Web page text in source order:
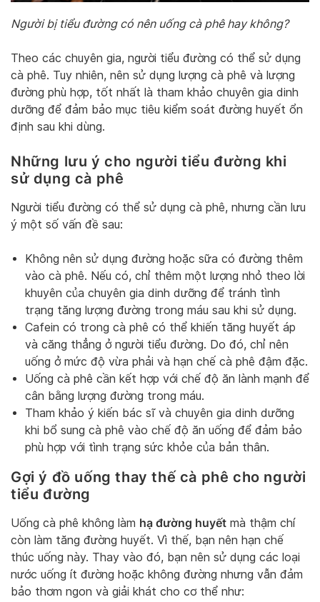
Người bị tiểu đường có nên uống cà phê hay không?
Theo các chuyên gia, người tiểu đường có thể sử dụng
cà phê. Tuy nhiên, nên sử dụng lượng cà phê và lượng
đường phù hợp, tốt nhất là tham khảo chuyên gia dinh
dưỡng để đảm bảo mục tiêu kiểm soát đường huyết ổn
định sau khi dùng.
Những lưu ý cho người tiểu đường khi
sử dụng cà phê
Người tiểu đường có thể sử dụng cà phê, nhưng cần lưu
ý một số vấn đề sau:
Không nên sử dụng đường hoặc sữa có đường thêm
vào cà phê. Nếu có, chỉ thêm một lượng nhỏ theo lời
khuyên của chuyên gia dinh dưỡng để tránh tình
trạng tăng lượng đường trong máu sau khi sử dụng.
Cafein có trong cà phê có thể khiến tăng huyết áp
và căng thẳng ở người tiểu đường. Do đó, chỉ nên
uống ở mức độ vừa phải và hạn chế cà phê đậm đặc.
Uống cà phê cần kết hợp với chế độ ăn lành mạnh để
cân bằng lượng đường trong máu.
Tham khảo ý kiến bác sĩ và chuyên gia dinh dưỡng
khi bổ sung cà phê vào chế độ ăn uống để đảm bảo
phù hợp với tình trạng sức khỏe của bản thân.
Gợi ý đồ uống thay thế cà phê cho người
tiểu đường
Uống cà phê không làm hạ đường huyết mà thậm chí
còn làm tăng đường huyết. Vì thế, bạn nên hạn chế
thúc uống này. Thay vào đó, bạn nên sử dụng các loại
nước uống ít đường hoặc không đường nhưng vẫn đảm
bảo thơm ngon và giải khát cho cơ thể như: